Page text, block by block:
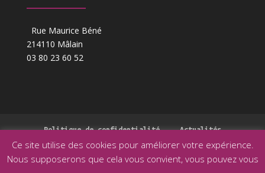
Rue Maurice Béné
214110 Mâlain
03 80 23 60 52
Politique de confidentialité Actualités
Ce site utilise des cookies pour améliorer votre expérience.
Nous supposerons que cela vous convient, vous pouvez vous